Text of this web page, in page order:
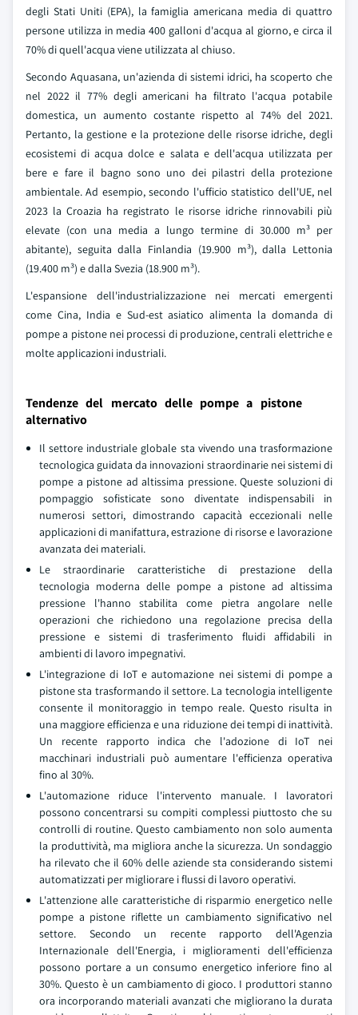
degli Stati Uniti (EPA), la famiglia americana media di quattro
persone utilizza in media 400 galloni d'acqua al giorno, e circa il
70% di quell'acqua viene utilizzata al chiuso.
Secondo Aquasana, un'azienda di sistemi idrici, ha scoperto che
nel 2022 il 77% degli americani ha filtrato l'acqua potabile
domestica, un aumento costante rispetto al 74% del 2021.
Pertanto, la gestione e la protezione delle risorse idriche, degli
ecosistemi di acqua dolce e salata e dell'acqua utilizzata per
bere e fare il bagno sono uno dei pilastri della protezione
ambientale. Ad esempio, secondo l'ufficio statistico dell'UE, nel
2023 la Croazia ha registrato le risorse idriche rinnovabili più
elevate (con una media a lungo termine di 30.000 m³ per
abitante), seguita dalla Finlandia (19.900 m³), dalla Lettonia
(19.400 m³) e dalla Svezia (18.900 m³).
L'espansione dell'industrializzazione nei mercati emergenti
come Cina, India e Sud-est asiatico alimenta la domanda di
pompe a pistone nei processi di produzione, centrali elettriche e
molte applicazioni industriali.
Tendenze del mercato delle pompe a pistone
alternativo
Il settore industriale globale sta vivendo una trasformazione
tecnologica guidata da innovazioni straordinarie nei sistemi di
pompe a pistone ad altissima pressione. Queste soluzioni di
pompaggio sofisticate sono diventate indispensabili in
numerosi settori, dimostrando capacità eccezionali nelle
applicazioni di manifattura, estrazione di risorse e lavorazione
avanzata dei materiali.
Le straordinarie caratteristiche di prestazione della
tecnologia moderna delle pompe a pistone ad altissima
pressione l'hanno stabilita come pietra angolare nelle
operazioni che richiedono una regolazione precisa della
pressione e sistemi di trasferimento fluidi affidabili in
ambienti di lavoro impegnativi.
L'integrazione di IoT e automazione nei sistemi di pompe a
pistone sta trasformando il settore. La tecnologia intelligente
consente il monitoraggio in tempo reale. Questo risulta in
una maggiore efficienza e una riduzione dei tempi di inattività.
Un recente rapporto indica che l'adozione di IoT nei
macchinari industriali può aumentare l'efficienza operativa
fino al 30%.
L'automazione riduce l'intervento manuale. I lavoratori
possono concentrarsi su compiti complessi piuttosto che su
controlli di routine. Questo cambiamento non solo aumenta
la produttività, ma migliora anche la sicurezza. Un sondaggio
ha rilevato che il 60% delle aziende sta considerando sistemi
automatizzati per migliorare i flussi di lavoro operativi.
L'attenzione alle caratteristiche di risparmio energetico nelle
pompe a pistone riflette un cambiamento significativo nel
settore. Secondo un recente rapporto dell'Agenzia
Internazionale dell'Energia, i miglioramenti dell'efficienza
possono portare a un consumo energetico inferiore fino al
30%. Questo è un cambiamento di gioco. I produttori stanno
ora incorporando materiali avanzati che migliorano la durata